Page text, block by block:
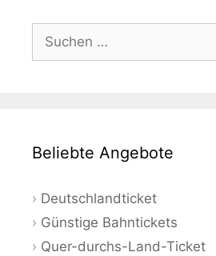
Suchen
nach:
Beliebte Angebote
Deutschlandticket
Günstige Bahntickets
Quer-durchs-Land-Ticket